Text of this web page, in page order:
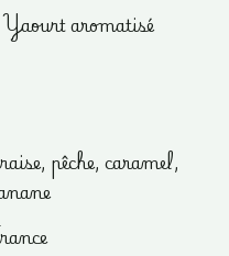
aromatisé
pêche, caramel,